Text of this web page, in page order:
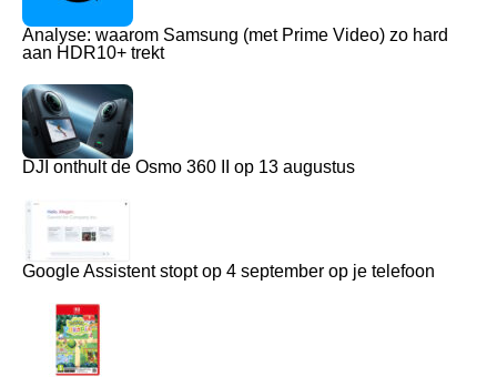
Analyse: waarom Samsung (met Prime Video) zo hard
aan HDR10+ trekt
DJI onthult de Osmo 360 II op 13 augustus
Google Assistent stopt op 4 september op je telefoon